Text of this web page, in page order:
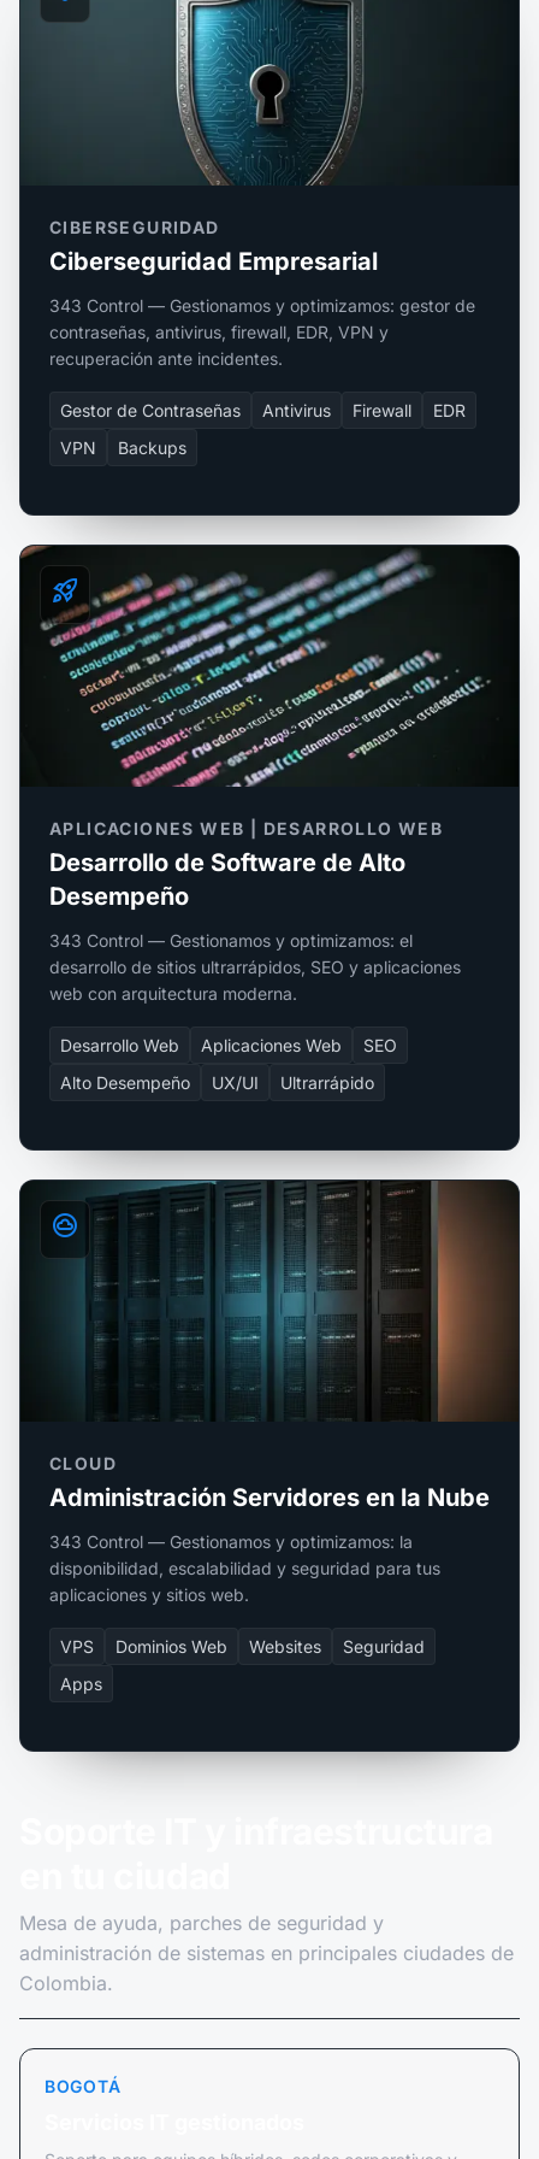
CIBERSEGURIDAD
Ciberseguridad Empresarial
343 Control — Gestionamos y optimizamos: gestor de
contraseñas, antivirus, firewall, EDR, VPN y
recuperación ante incidentes.
Gestor de Contraseñas Antivirus Firewall
EDR
VPN
Backups
rocket_launch
APLICACIONES WEB | DESARROLLO WEB
Desarrollo de Software de Alto
Desempeño
343 Control — Gestionamos y optimizamos: el
desarrollo de sitios ultrarrápidos, SEO y aplicaciones
web con arquitectura moderna.
Desarrollo Web Aplicaciones Web
SEO
Alto Desempeño
UX/UI Ultrarrápido
cloud_circle
CLOUD
Administración Servidores en la Nube
343 Control — Gestionamos y optimizamos: la
disponibilidad, escalabilidad y seguridad para tus
aplicaciones y sitios web.
VPS Dominios Web Websites
Seguridad
Apps
Mesa de ayuda, parches de seguridad y
administración de sistemas en principales ciudades de
Colombia.
BOGOTÁ